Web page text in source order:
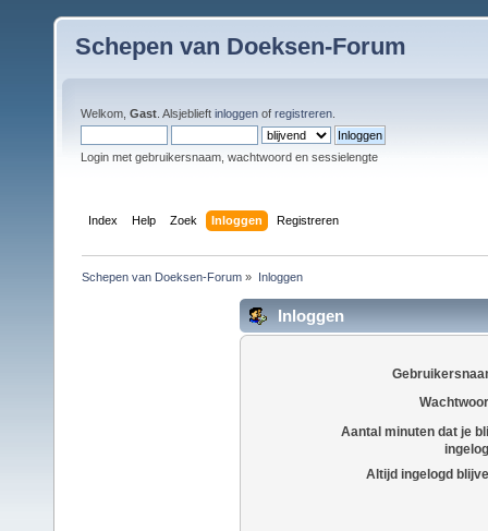
Schepen van Doeksen-Forum
Welkom, Gast . Alsjeblieft inloggen of registreren
Login met gebruikersnaam, wachtwoord en sessielengte
Index Help Zoek Inloggen Registreren
Schepen van Doeksen-Forum » Inloggen
Inloggen
Aantal minuten dat je
Altijd ingelogd